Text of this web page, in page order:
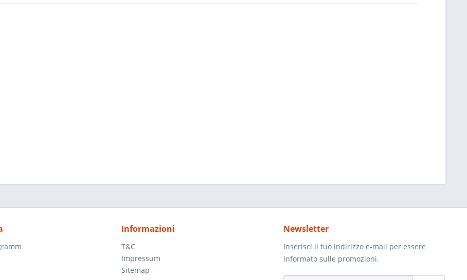
Informazioni
T&C
Impressum
Sitemap
Newsletter
Inserisci il tuo indirizzo e-mail per essere
informato sulle promozioni.